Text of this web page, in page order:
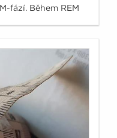
fází. Během REM